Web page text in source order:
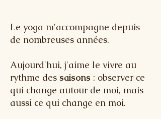
​Le yoga m'accompagne depuis
de nombreuses années.
Aujourd'hui, j'aime le vivre au
rythme des saisons : observer ce
qui change autour de moi, mais
aussi ce qui change en moi.